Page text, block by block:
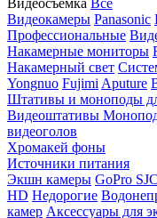
Видеосъемка Все
Видеокамеры Panasonic
Профессиональные
Накамерные мониторы
Накамерный свет
Yongnuo Fujimi Aputure
Штативы и моноподы
Видеоштативы
видеоголов
Хромакей фоны
Источники питания
Экшн камеры GoPro
HD Недорогие
камер Аксессуары для